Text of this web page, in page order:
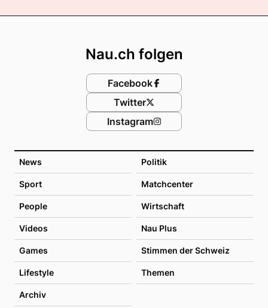
News Politik
Sport Matchcenter
People Wirtschaft
Videos Nau Plus
Games Stimmen der Schweiz
Lifestyle Themen
Archiv
Nau.ch folgen
Facebook
Twitter
Instagram